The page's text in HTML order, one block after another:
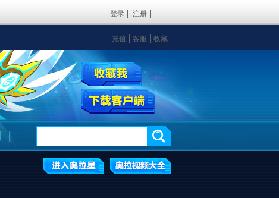
登录 注册
充值 客服 收藏